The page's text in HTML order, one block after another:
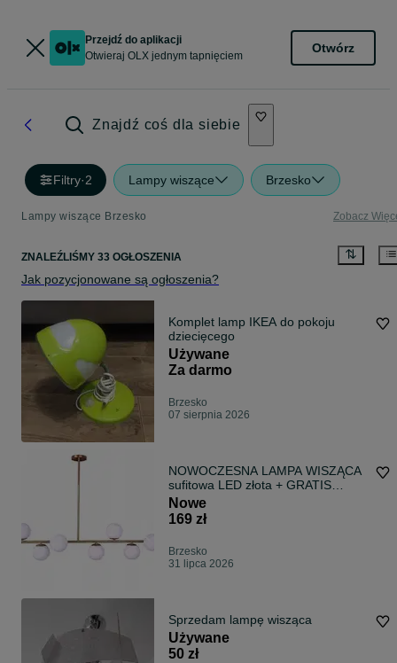
Przejdź do aplikacji
Otwieraj OLX jednym tapnięciem
Otwórz
Znajdź coś dla siebie
Filtry·2 Lampy wiszące Brzesko
Lampy wiszące Brzesko Zobacz
ZNALEŹLIŚMY 33 OGŁOSZENIA
Jak pozycjonowane są ogłoszenia?
Komplet lamp IKEA do pokoju
dziecięcego
Używane
Za darmo
Brzesko
07 sierpnia 2026
NOWOCZESNA LAMPA WISZĄCA
sufitowa LED złota + GRATIS
żarówki / do salonu, pokoju, jadalni,
nad wyspę kuchenną
Nowe
169 zł
Brzesko
31 lipca 2026
Sprzedam lampę wisząca
Używane
50 zł